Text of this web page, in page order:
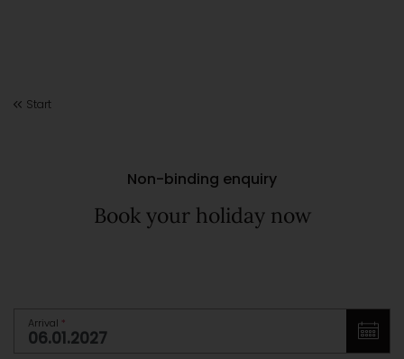
Start
Non-binding enquiry
Book your holiday now
Arrival *